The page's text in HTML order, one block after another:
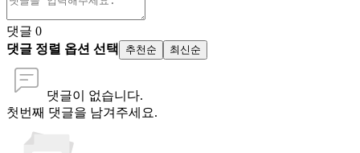
댓글 0
댓글 정렬 옵션 선택
추천순 최신순
댓글이 없습니다.
첫번째 댓글을 남겨주세요.